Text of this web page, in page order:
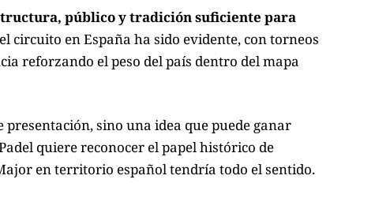
público y tradición suficiente para
circuito en España ha sido evidente, con torneos
reforzando el peso del país dentro del mapa
sino una idea que puede ganar
quiere reconocer el papel histórico de
en territorio español tendría todo el sentido.